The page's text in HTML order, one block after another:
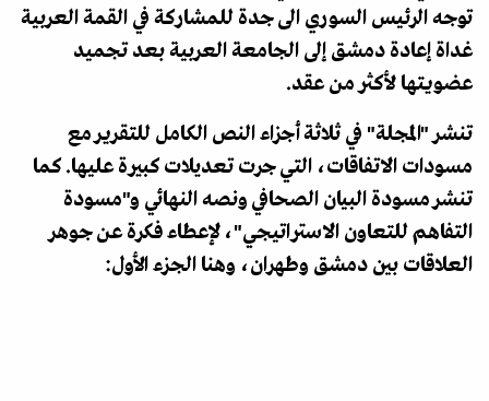
توجه الرئيس السوري الى جدة للمشاركة في القمة العربية
غداة إعادة دمشق إلى الجامعة العربية بعد تجميد
عضويتها لأكثر من عقد.
تنشر "المجلة" في ثلاثة أجزاء النص الكامل للتقرير مع
مسودات الاتفاقات، التي جرت تعديلات كبيرة عليها. كما
تنشر مسودة البيان الصحافي ونصه النهائي و"مسودة
التفاهم للتعاون الاستراتيجي"، لإعطاء فكرة عن جوهر
العلاقات بين دمشق وطهران، وهنا الجزء الأول: